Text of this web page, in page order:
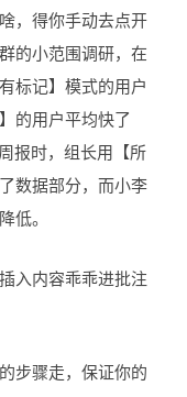
，得你手动去点开
的小范围调研，在
标记】模式的用户
的用户平均快了
报时，组长用【所
数据部分，而小李
低。
入内容乖乖进批注
步骤走，保证你的